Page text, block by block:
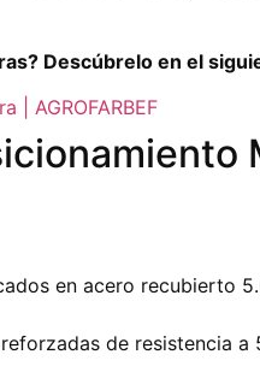
Descúbrelo en el
| AGROFARBEF
en acero recubierto
de resistencia a